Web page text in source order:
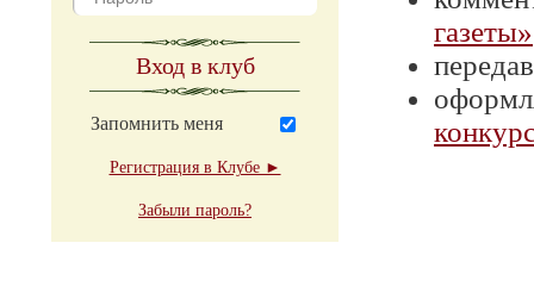
Вход в клуб
Запомнить меня
Регистрация в Клубе ►
Забыли пароль?
газеты»